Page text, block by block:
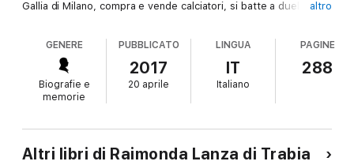
Gallia di Milano, compra e vende calciatori, si batte a duello,
Lampedusa, di Aristotele Onassis e di Luchino Visconti, di
Gianni Agnelli e di Robert Capa; ama Susanna Agnelli, Edda
Ciano, Rita Hayworth, e infine sposa Olga Villi. Sulla sua vita si è
detto molto e qualcuno ha scritto, spesso senza reale
cognizione di causa. A sessant’anni dalla sua tragica fine, è la
sublimato un’incontenibile angoscia di morte in un’altrettanto
incontenibile bramosia di vita: da una vecchia valigia sono
altro
GENERE
Biografie e
memorie
PUBBLICATO
2017
20 aprile
LINGUA
IT
Italiano
PAGINE
288
Altri libri di Raimonda Lanza di Trabia